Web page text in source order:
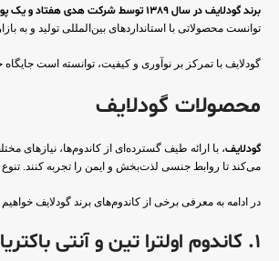
برند گودلایف در سال 1389 توسط شرکت هدی هفتاد و یک پویا تاسیس شد.
توانست محصولاتی با استانداردهای بین‌المللی تولید و به
گودلایف با تمرکز بر نوآوری و کیفیت، توانسته است جایگاه
محصولات گودلایف
گودلایف، با ارائه طیف گسترده‌ای از کاندوم‌ها،
می‌کند تا روابط جنسی لذت‌بخش و ایمن را تجربه کنند. تنوع
در ادامه به معرفی برخی از کاندوم‌های برند گودلایف
1. کاندوم اولترا تین و آنتی باکتریال گودلایف